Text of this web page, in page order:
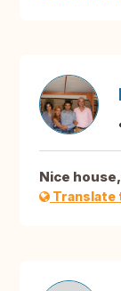
Nice
Translate